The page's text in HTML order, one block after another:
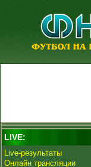
LIVE:
Live-результаты
Онлайн трансляции